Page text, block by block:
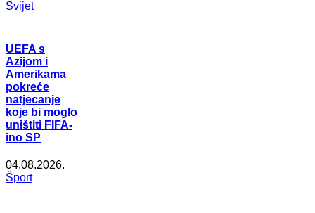
Svijet
UEFA s
Azijom i
Amerikama
pokreće
natjecanje
koje bi moglo
uništiti FIFA-
ino SP
04.08.2026.
Šport